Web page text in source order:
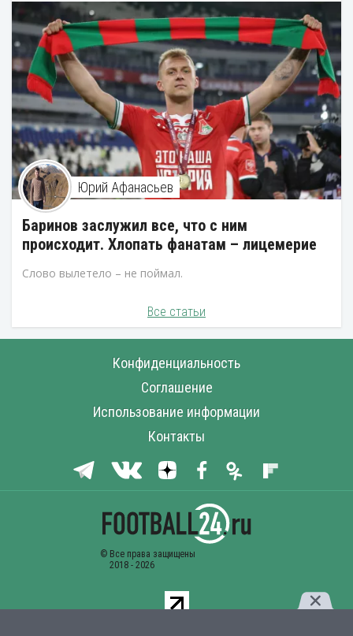
Юрий Афанасьев
Баринов заслужил все, что с ним
происходит. Хлопать фанатам – лицемерие
Слово вылетело – не поймал.
Все статьи
Конфиденциальность
Соглашение
Использование информации
Контакты